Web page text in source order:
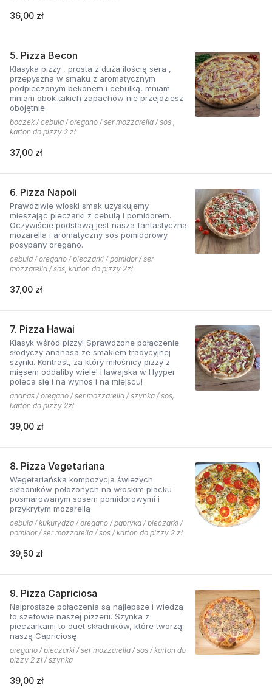
36,00 zł
5. Pizza Becon
Klasyka pizzy , prosta z duża ilością sera ,
przepyszna w smaku z aromatycznym
podpieczonym bekonem i cebulką, mniam
mniam obok takich zapachów nie przejdziesz
obojętnie
boczek / cebula / oregano / ser mozzarella / sos ,
karton do pizzy 2 zł
37,00 zł
6. Pizza Napoli
Prawdziwie włoski smak uzyskujemy
mieszając pieczarki z cebulą i pomidorem.
Oczywiście podstawą jest nasza fantastyczna
mozarella i aromatyczny sos pomidorowy
posypany oregano.
cebula / oregano / pieczarki / pomidor / ser
mozzarella / sos, karton do pizzy 2zł
37,00 zł
7. Pizza Hawai
Klasyk wśród pizzy! Sprawdzone połączenie
słodyczy ananasa ze smakiem tradycyjnej
szynki. Kontrast, za który miłośnicy pizzy z
mięsem oddaliby wiele! Hawajska w Hyyper
poleca się i na wynos i na miejscu!
ananas / oregano / ser mozzarella / szynka / sos,
karton do pizzy 2zł
39,00 zł
8. Pizza Vegetariana
Wegetariańska kompozycja świeżych
składników położonych na włoskim placku
posmarowanym sosem pomidorowymi i
przykrytym mozarellą
cebula / kukurydza / oregano / papryka / pieczarki /
pomidor / ser mozzarella / sos / karton do pizzy 2 zł
39,50 zł
9. Pizza Capriciosa
Najprostsze połączenia są najlepsze i wiedzą
to szefowie naszej pizzerii. Szynka z
pieczarkami to duet składników, które tworzą
naszą Capriciosę
oregano / pieczarki / ser mozzarella / sos / karton do
pizzy 2 zł / szynka
39,00 zł